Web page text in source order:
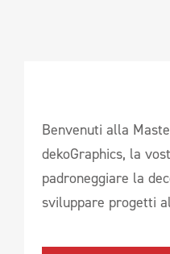
Benvenuti alla
dekoGraphics, la
padroneggiare la
sviluppare progetti